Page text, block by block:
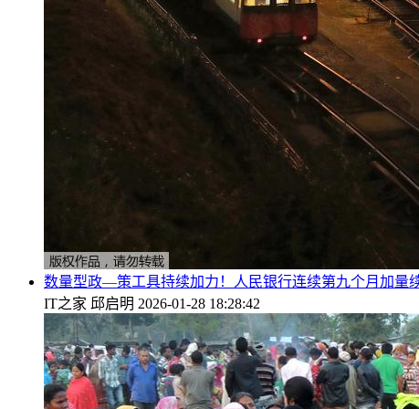
数量型政—策工具持续加力！人民银行连续第九个月加量
IT之家 邱启明 2026-01-28 18:28:42